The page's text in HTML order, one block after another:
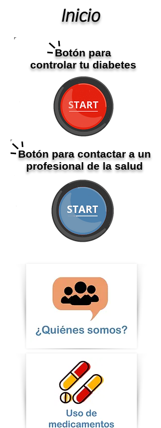
Inicio
Botón para
controlar tu diabetes
Botón para contactar a un
profesional de la salud